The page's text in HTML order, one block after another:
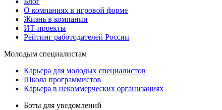
О компаниях в игровой форме
Жизнь в компании
ИТ-проекты
Рейтинг работодателей России
Молодым специалистам
Карьера для молодых специалистов
Школа программистов
Карьера в некоммерческих организациях
Боты для уведомлений